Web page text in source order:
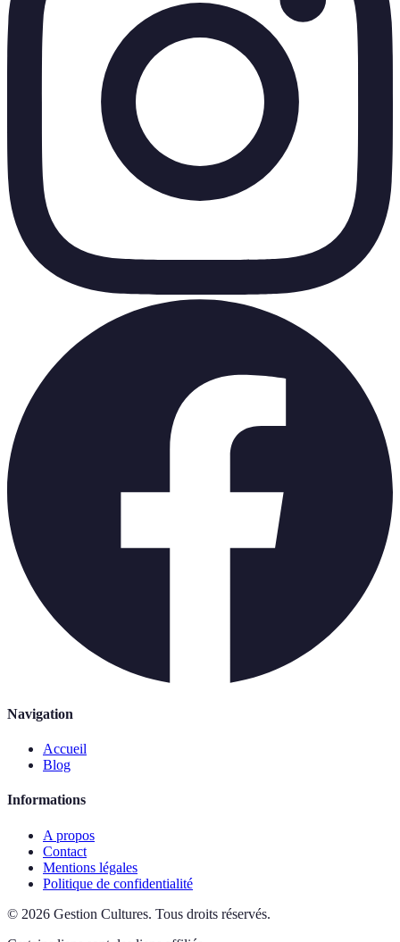
Navigation
Accueil
Blog
Informations
A propos
Contact
Mentions légales
Politique de confidentialité
© 2026 Gestion Cultures. Tous droits réservés.